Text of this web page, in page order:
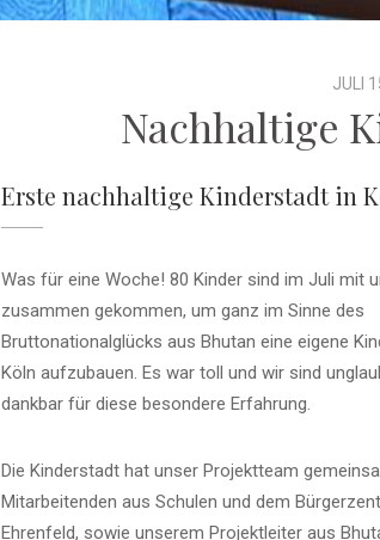
JULI
Nachhaltige
Erste nachhaltige Kinderstadt in
Was für eine Woche! 80 Kinder sind im Juli mit
zusammen gekommen, um ganz im Sinne des
Bruttonationalglücks aus Bhutan eine eigene
Köln aufzubauen. Es war toll und wir sind
dankbar für diese besondere Erfahrung.
Die Kinderstadt hat unser Projektteam
Mitarbeitenden aus Schulen und dem
Ehrenfeld, sowie unserem Projektleiter aus